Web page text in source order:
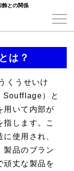
飾との関係
は？
くうせいけ
Soufflage）と
用いて内部が
します。こ
使用され、
製品のブラン
頑丈な製品を